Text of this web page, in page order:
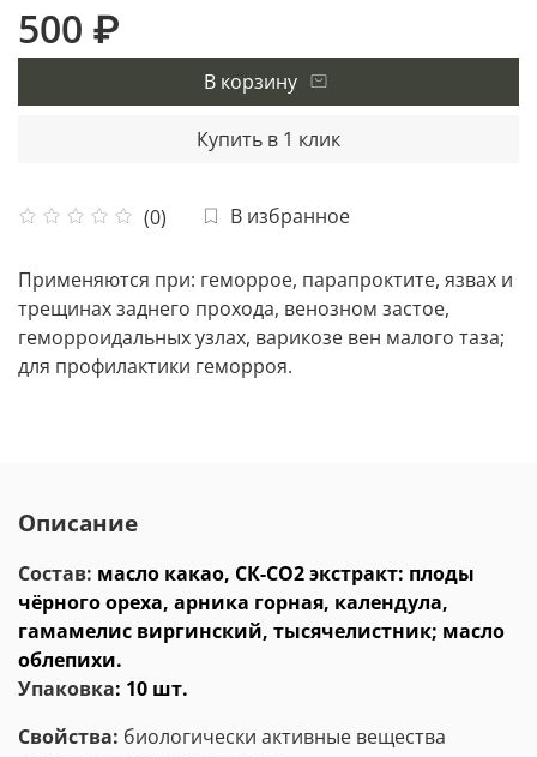
(0) В избранное
500 ₽
В корзину
Купить в 1 клик
Применяются при: геморрое, парапроктите, язвах и
трещинах заднего прохода, венозном застое,
геморроидальных узлах, варикозе вен малого таза;
для профилактики геморроя.
Описание
Состав: масло какао, СК-СО2 экстракт: плоды
чёрного ореха, арника горная, календула,
гамамелис виргинский, тысячелистник; масло
облепихи.
Упаковка: 10 шт.
Свойства: биологически активные вещества